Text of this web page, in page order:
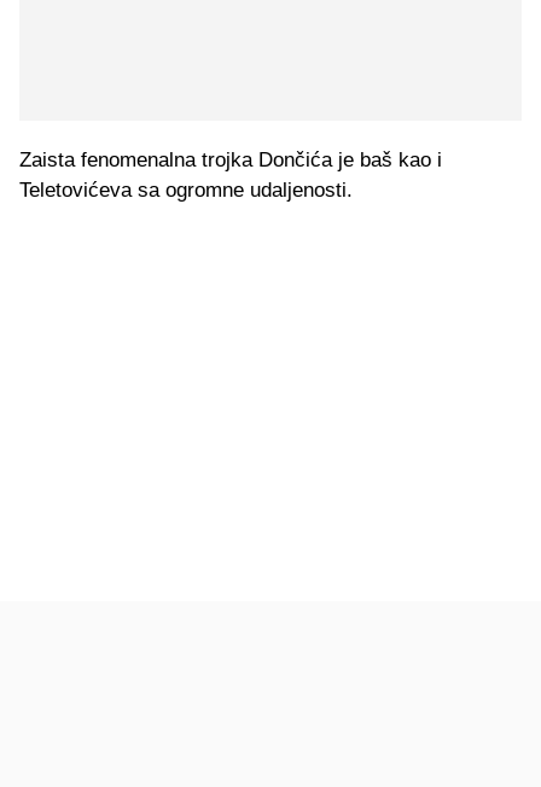
Zaista fenomenalna trojka Dončića je baš kao i
Teletovićeva sa ogromne udaljenosti.